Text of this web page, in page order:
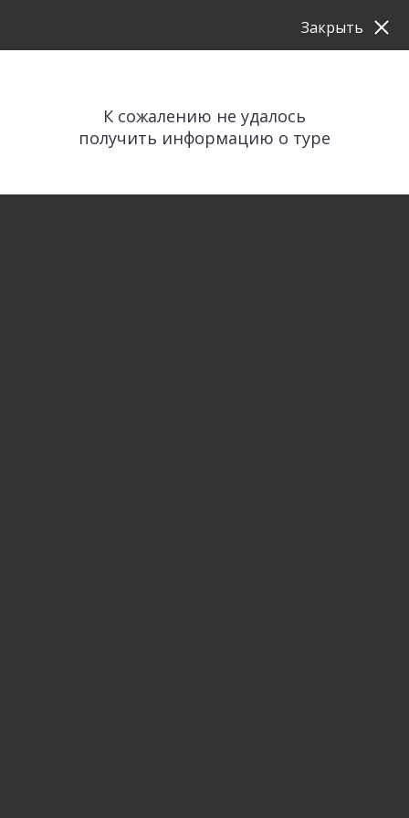
К сожалению не удалось
получить информацию о туре
Закрыть